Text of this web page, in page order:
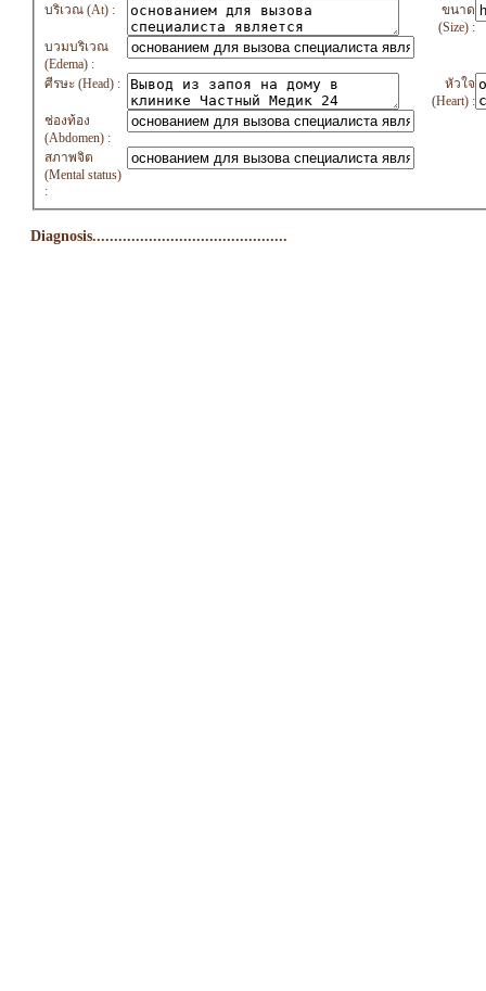
บริเวณ (At) :
ขนาด
(Size) :
บวมบริเวณ
(Edema) :
ศีรษะ (Head) :
หัวใจ
(Heart) :
ช่องท้อง
(Abdomen) :
สภาพจิต
(Mental status)
:
Diagnosis.............................................